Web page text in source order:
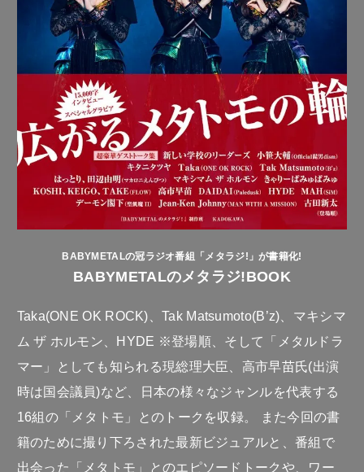
BABYMETALの冠ラジオ番組「メタラジ!」が書籍化!
BABYMETALのメタラジ!BOOK
Taka(ONE OK ROCK)、Tak Matsumoto(B’z)、マキシマ
ム ザ ホルモン、HYDE ※登場順、そして「メタルドラ
マー」としても知られる現総理大臣、高市早苗氏(出演
時は国会議員)など、日本の様々なジャンルを代表する
16組の「メタトモ」とのトークを収録。 また今回の書
籍のために撮り下ろされた最新ビジュアルと、番組で
出会った「メタトモ」とのエピソードトークや、ワー